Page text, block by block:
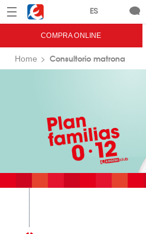
Menú Eroski
COMPRA ONLINE
Home Consultorio matrona